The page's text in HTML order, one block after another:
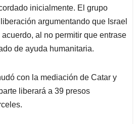
inicialmente. El grupo
argumentando que Israel
al no permitir que entrase
de ayuda humanitaria.
con la mediación de Catar y
liberará a 39 presos